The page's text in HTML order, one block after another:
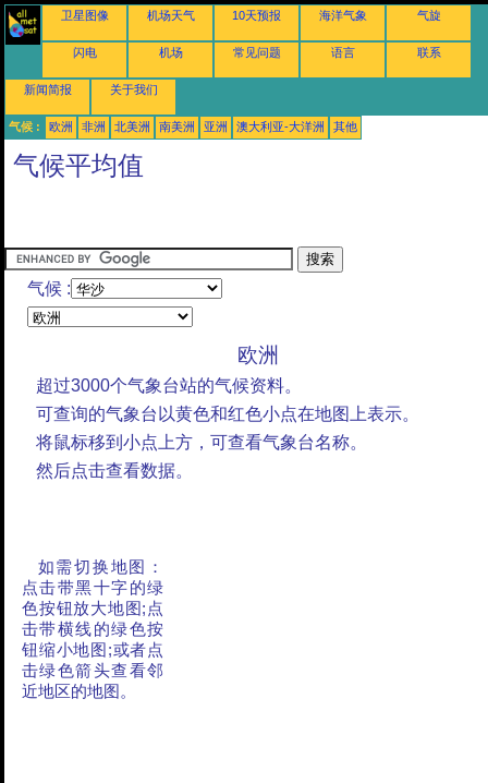
卫星图像 机场天气 10天预报 海洋气象 气旋
闪电 机场 常见问题 语言 联系
新闻简报 关于我们
气候 : 欧洲 非洲 北美洲 南美洲 亚洲 澳大利亚-大洋洲 其他
气候平均值
气候 :
欧洲
超过3000个气象台站的气候资料。
可查询的气象台以黄色和红色小点在地图上表示。
将鼠标移到小点上方，可查看气象台名称。
然后点击查看数据。
如需切换地图：
点击带黑十字的绿
色按钮放大地图;点
击带横线的绿色按
钮缩小地图;或者点
击绿色箭头查看邻
近地区的地图。